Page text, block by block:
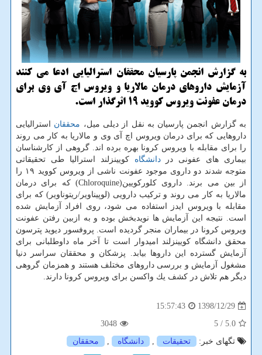
به گزارش انجمن پارسیان محققان استرالیایی ادعا می كنند
آزمایش داروهای درمان مالاریا و ویروس اچ آی وی برای
درمان عفونت ویروس كووید ۱۹ اثرگذار است.
به گزارش انجمن پارسیان به نقل از دیلی میل، محققان استرالیایی
داروهایی كه برای درمان ویروس اچ آی وی و مالاریا به كار می روند
را برای مقابله با ویروس كرونا بهره برده اند. گروهی از كارشناسان
بیماری های عفونی دردانشگاه كویینزلند استرالیا طی تحقیقاتی
متوجه شدند دو داروی موجود عفونت ناشی از ویروس كووید ۱۹ را
از بین می برند. داروی كلوركویین(Chloroquine) كه برای درمان
مالاریا به كار می روند و تركیب دارویی (لوپیناویر/ریتوناویر) كه برای
مقابله با ویروس ایدز استفاده می شود، روی افراد آزمایش شده
است. نتیجه این آزمایش ها نویدبخش بوده و به ازبین رفتن عفونت
ویروس كرونا در بیماران منجر گردیده است. پروفسور دیوید پترسون
محقق دانشگاه كویینزلند امیدوار است تا آخر ماه داوطلبانی برای
آزمایش گسترده این داروها بیابد. پزشكان و محققان سراسر دنیا
مشغول آزمایش و بررسی داروهای مختلف هستند و همزمان گروهی
دیگر هم تلاش در كشف یك واكسن برای ویروس كرونا دارند.
1398/12/29
15:57:43
5.0
/ 5
3048
تگهای خبر:
تحقیقات , دانشگاه , محققان